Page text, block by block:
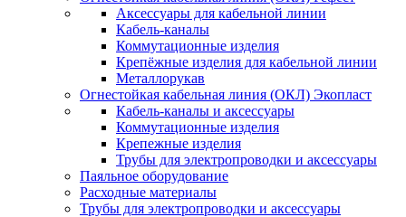
Аксессуары для кабельной линии
Кабель-каналы
Коммутационные изделия
Крепёжные изделия для кабельной линии
Металлорукав
Огнестойкая кабельная линия (ОКЛ) Экопласт
Кабель-каналы и аксессуары
Коммутационные изделия
Крепежные изделия
Трубы для электропроводки и аксессуары
Паяльное оборудование
Расходные материалы
Трубы для электропроводки и аксессуары